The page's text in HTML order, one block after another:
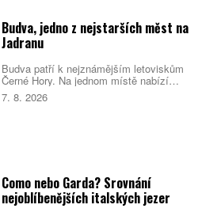
Budva, jedno z nejstarších měst na
Jadranu
Budva patří k nejznámějším letoviskům
Černé Hory. Na jednom místě nabízí
opevněné staré město, dlouhé městské
pláže, menší zátoky i snadné výlety podél
7. 8. 2026
Como nebo Garda? Srovnání
nejoblíbenějších italských jezer